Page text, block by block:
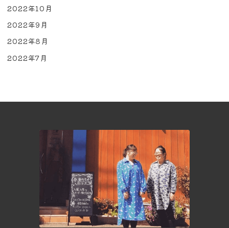
2022年10月
2022年9月
2022年8月
2022年7月